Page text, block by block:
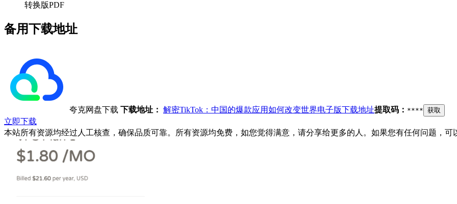
转换版PDF
备用下载地址
夸克网盘下载 下载地址： 解密TikTok：中国的爆款应用如何改变世界电子版下载地址提取码： **** 获取
立即下载
本站所有资源均经过人工核查，确保品质可靠。所有资源均免费，如您觉得满意，请分享给更多的人。如果您有任何问题，可